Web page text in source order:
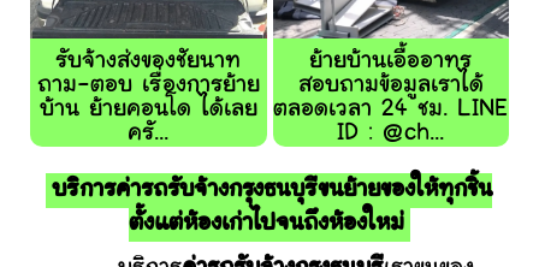
รับจ้างส่งของชัยนาท
ถาม-ตอบ เรื่องการย้าย
บ้าน ย้ายคอนโด ได้เลย
ครั...
ย้ายบ้านเอื้ออาทร
สอบถามข้อมูลเราได้
ตลอดเวลา 24 ชม. LINE
ID : @ch...
บริการค่ารถรับจ้างกรุงธนบุรีขนย้ายของให้ทุกชิ้น
ตั้งแต่ห้องเก่าไปจนถึงห้องใหม่